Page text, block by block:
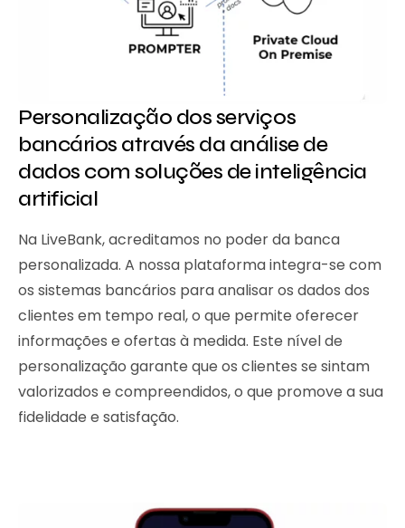
Personalização dos serviços
bancários através da análise de
dados com soluções de inteligência
artificial
Na LiveBank, acreditamos no poder da banca
personalizada. A nossa plataforma integra-se com
os sistemas bancários para analisar os dados dos
clientes em tempo real, o que permite oferecer
informações e ofertas à medida. Este nível de
personalização garante que os clientes se sintam
valorizados e compreendidos, o que promove a sua
fidelidade e satisfação.